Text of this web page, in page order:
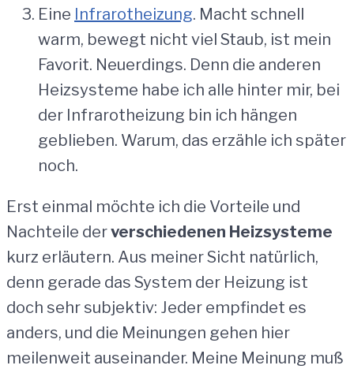
Eine Infrarotheizung. Macht schnell
warm, bewegt nicht viel Staub, ist mein
Favorit. Neuerdings. Denn die anderen
Heizsysteme habe ich alle hinter mir, bei
der Infrarotheizung bin ich hängen
geblieben. Warum, das erzähle ich später
noch.
Erst einmal möchte ich die Vorteile und
Nachteile derverschiedenen Heizsysteme
kurz erläutern. Aus meiner Sicht natürlich,
denn gerade das System der Heizung ist
doch sehr subjektiv: Jeder empfindet es
anders, und die Meinungen gehen hier
meilenweit auseinander. Meine Meinung muß